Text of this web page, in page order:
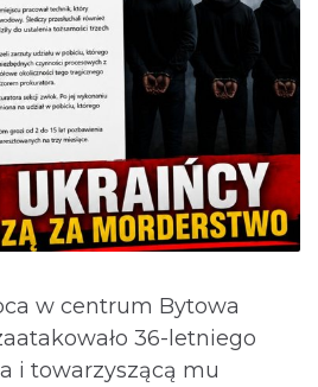
w centrum Bytowa
36-letniego
i towarzyszącą mu